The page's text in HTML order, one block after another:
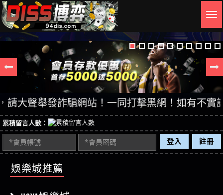
舉發詐騙網站！一同打擊黑網！如有不實訊息，
累積留言人數：
登入 註冊
娛樂城推薦